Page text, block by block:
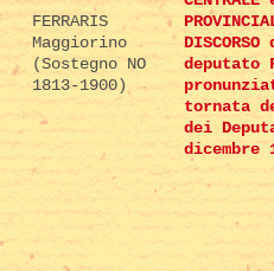
FERRARIS
Maggiorino
(Sostegno NO
1813-1900)
deputato
tornata
dei
dicembre